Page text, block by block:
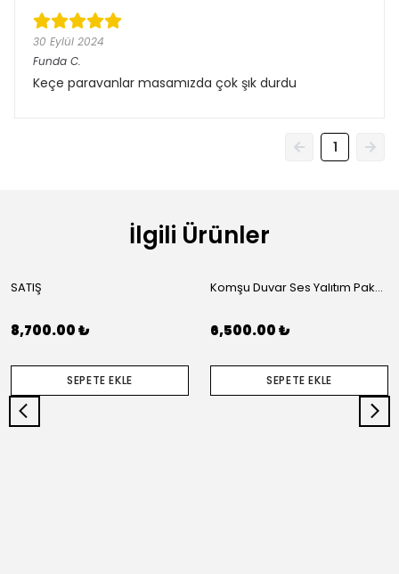
30 Eylül 2024
Funda C.
Keçe paravanlar masamızda çok şık durdu
1
İlgili Ürünler
SATIŞ
8,700.00 ₺
SEPETE EKLE
Komşu Duvar Ses Yalıtım Paketi (L)
6,500.00 ₺
SEPETE EKLE